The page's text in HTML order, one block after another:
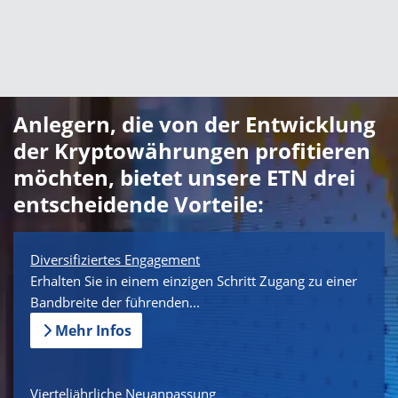
Anlegern, die von der Entwicklung
der Kryptowährungen profitieren
möchten, bietet unsere ETN drei
entscheidende Vorteile:
Diversifiziertes Engagement
Erhalten Sie in einem einzigen Schritt Zugang zu einer
Bandbreite der führenden...
Mehr Infos
Vierteljährliche Neuanpassung